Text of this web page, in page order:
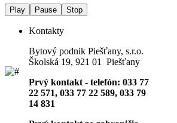
Play Pause Stop
Kontakty
Bytový podnik Piešťany, s.r.o.
Školská 19, 921 01 Piešťany
Prvý kontakt - telefón: 033 77
22 571, 033 77 22 589, 033 79
14 831